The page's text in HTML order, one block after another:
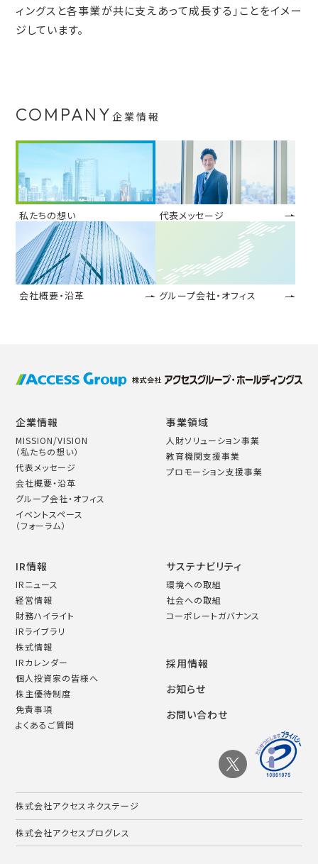
ィングスと各事業が共に支えあって成長する」ことをイメー
ジしています。
COMPANY企業情報
私たちの想い 代表メッセージ
会社概要・沿革 グループ会社・オフィス
企業情報
MISSION/VISION
（私たちの想い）
代表メッセージ
会社概要・沿革
グループ会社・オフィス
イベントスペース
（フォーラム）
事業領域
人財ソリューション事業
教育機関支援事業
プロモーション支援事業
IR情報
IRニュース
経営情報
財務ハイライト
IRライブラリ
株式情報
IRカレンダー
個人投資家の皆様へ
株主優待制度
免責事項
よくあるご質問
サステナビリティ
環境への取組
社会への取組
コーポレートガバナンス
採用情報
お知らせ
お問い合わせ
株式会社アクセスネクステージ
株式会社アクセスプログレス